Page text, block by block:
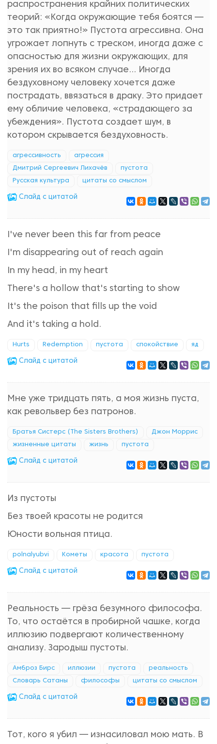
распространения крайних политических
теорий: «Когда окружающие тебя боятся —
это так приятно!» Пустота агрессивна. Она
угрожает лопнуть с треском, иногда даже с
опас­ностью для жизни окружающих, для
зрения их во всяком случае... Иногда
бездуховному человеку хочется даже
пострадать, ввязаться в драку. Это при­дает
ему обличие человека, «страдающего за
убеждения». Пустота создает шум, в
котором скрывается бездуховность.
агрессивность агрессия
Дмитрий Сергеевич Лихачёв пустота
Русская культура цитаты со смыслом
Cлайд с цитатой
I've never been this far from peace
I'm disappearing out of reach again
In my head, in my heart
There's a hollow that's starting to show
It's the poison that fills up the void
And it's taking a hold.
Hurts Redemption пустота спокойствие яд
Cлайд с цитатой
Мне уже тридцать пять, а моя жизнь пуста,
как револьвер без патронов.
Братья Систерс (The Sisters Brothers) Джон Моррис
жизненные цитаты жизнь пустота
Cлайд с цитатой
Из пустоты
Без твоей красоты не родится
Юности вольная птица.
polnalyubvi Кометы красота пустота
Cлайд с цитатой
Реальность — грёза безумного философа.
То, что остаётся в пробирной чашке, когда
иллюзию подвергают количественному
анализу. Зародыш пустоты.
Амброз Бирс иллюзии пустота реальность
Словарь Сатаны философы цитаты со смыслом
Cлайд с цитатой
Тот, кого я убил — изнасиловал мою мать. В